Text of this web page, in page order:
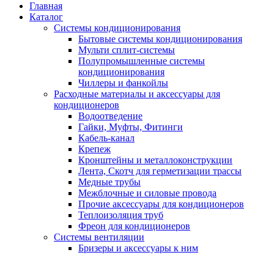
Главная
Каталог
Системы кондиционирования
Бытовые системы кондиционирования
Мульти сплит-системы
Полупромышленные системы
кондиционирования
Чиллеры и фанкойлы
Расходные материалы и аксессуары для
кондиционеров
Водоотведение
Гайки, Муфты, Фитинги
Кабель-канал
Крепеж
Кронштейны и металлоконструкции
Лента, Скотч для герметизации трассы
Медные трубы
Межблочные и силовые провода
Прочие аксессуары для кондиционеров
Теплоизоляция труб
Фреон для кондиционеров
Системы вентиляции
Бризеры и аксессуары к ним